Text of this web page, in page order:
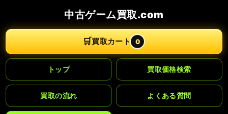
中古ゲーム買取.com
🛒買取カート 0
トップ 買取価格検索
買取の流れ よくある質問